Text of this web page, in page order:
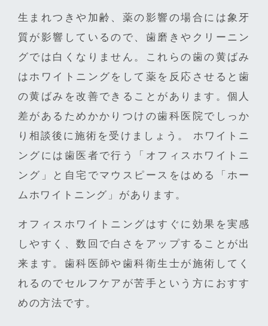
生まれつきや加齢、薬の影響の場合には象牙
質が影響しているので、歯磨きやクリーニン
グでは白くなりません。これらの歯の黄ばみ
はホワイトニングをして薬を反応させると歯
の黄ばみを改善できることがあります。個人
差があるためかかりつけの歯科医院でしっか
り相談後に施術を受けましょう。 ホワイトニ
ングには歯医者で行う「オフィスホワイトニ
ング」と自宅でマウスピースをはめる「ホー
ムホワイトニング」があります。
オフィスホワイトニングはすぐに効果を実感
しやすく、数回で白さをアップすることが出
来ます。歯科医師や歯科衛生士が施術してく
れるのでセルフケアが苦手という方におすす
めの方法です。